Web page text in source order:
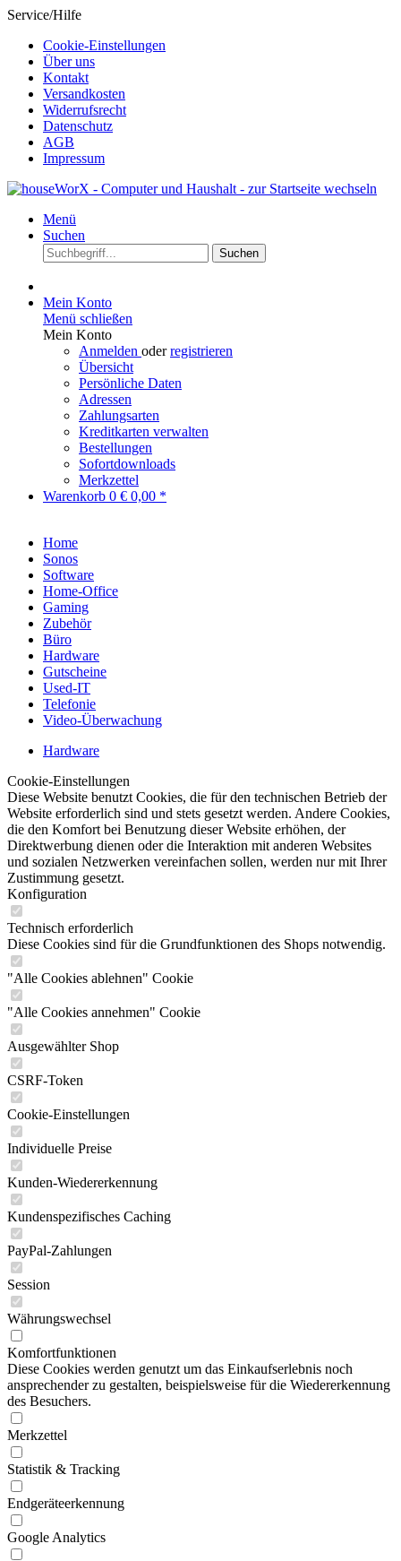
Service/Hilfe
Cookie-Einstellungen
Über uns
Kontakt
Versandkosten
Widerrufsrecht
Datenschutz
AGB
Impressum
Menü
Suchen
Suchen
Mein Konto
Menü schließen
Mein Konto
Anmelden oderregistrieren
Übersicht
Persönliche Daten
Adressen
Zahlungsarten
Kreditkarten verwalten
Bestellungen
Sofortdownloads
Merkzettel
Warenkorb 0 € 0,00 *
Home
Sonos
Software
Home-Office
Gaming
Zubehör
Büro
Hardware
Gutscheine
Used-IT
Telefonie
Video-Überwachung
Hardware
Cookie-Einstellungen
Diese Website benutzt Cookies, die für den technischen Betrieb der
Website erforderlich sind und stets gesetzt werden. Andere Cookies,
die den Komfort bei Benutzung dieser Website erhöhen, der
Direktwerbung dienen oder die Interaktion mit anderen Websites
und sozialen Netzwerken vereinfachen sollen, werden nur mit Ihrer
Zustimmung gesetzt.
Konfiguration
Technisch erforderlich
Diese Cookies sind für die Grundfunktionen des Shops notwendig.
"Alle Cookies ablehnen" Cookie
"Alle Cookies annehmen" Cookie
Ausgewählter Shop
CSRF-Token
Cookie-Einstellungen
Individuelle Preise
Kunden-Wiedererkennung
Kundenspezifisches Caching
PayPal-Zahlungen
Session
Währungswechsel
Komfortfunktionen
Diese Cookies werden genutzt um das Einkaufserlebnis noch
ansprechender zu gestalten, beispielsweise für die Wiedererkennung
des Besuchers.
Merkzettel
Statistik & Tracking
Endgeräteerkennung
Google Analytics